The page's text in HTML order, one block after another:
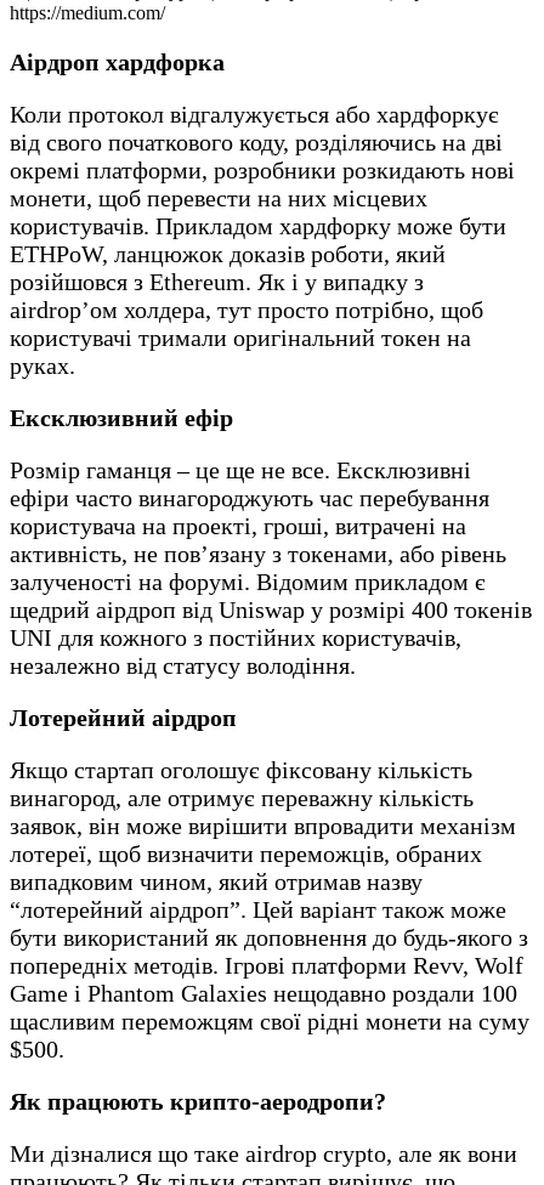
https://medium.com/
Аірдроп хардфорка
Коли протокол відгалужується або хардфоркує
від свого початкового коду, розділяючись на дві
окремі платформи, розробники розкидають нові
монети, щоб перевести на них місцевих
користувачів. Прикладом хардфорку може бути
ETHPoW, ланцюжок доказів роботи, який
розійшовся з Ethereum. Як і у випадку з
airdrop’ом холдера, тут просто потрібно, щоб
користувачі тримали оригінальний токен на
руках.
Ексклюзивний ефір
Розмір гаманця – це ще не все. Ексклюзивні
ефіри часто винагороджують час перебування
користувача на проекті, гроші, витрачені на
активність, не пов’язану з токенами, або рівень
залученості на форумі. Відомим прикладом є
щедрий аірдроп від Uniswap у розмірі 400 токенів
UNI для кожного з постійних користувачів,
незалежно від статусу володіння.
Лотерейний аірдроп
Якщо стартап оголошує фіксовану кількість
винагород, але отримує переважну кількість
заявок, він може вирішити впровадити механізм
лотереї, щоб визначити переможців, обраних
випадковим чином, який отримав назву
“лотерейний аірдроп”. Цей варіант також може
бути використаний як доповнення до будь-якого з
попередніх методів. Ігрові платформи Revv, Wolf
Game і Phantom Galaxies нещодавно роздали 100
щасливим переможцям свої рідні монети на суму
$500.
Як працюють крипто-аеродропи?
Ми дізналися що таке airdrop crypto, але як вони